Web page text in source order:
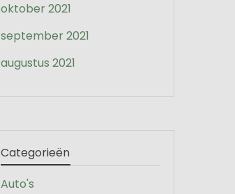
oktober 2021
september 2021
augustus 2021
Categorieën
Auto's